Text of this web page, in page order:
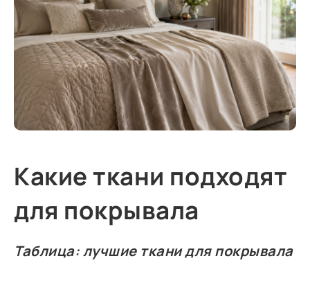
Какие ткани подходят
для покрывала
Таблица: лучшие ткани для покрывала